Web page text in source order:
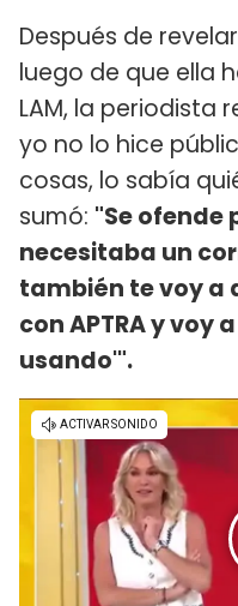
Después de
luego de que ella
LAM, la periodista
yo no lo hice
cosas, lo sabía
sumó: "Se ofende
necesitaba un
también te voy a
con APTRA y voy
usando'".